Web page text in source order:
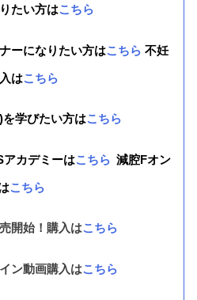
たい方はこちら
ーになりたい方はこちら 不妊
はこちら
学びたい方はこちら
アカデミーはこちら 減腔Fオン
こちら
開始！購入はこちら
ン動画購入はこちら